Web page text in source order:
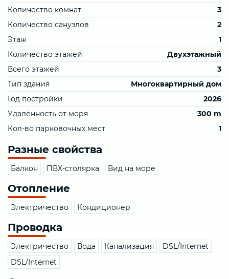
Количество комнат
3
Количество санузлов
2
Этаж
1
Количество этажей
Двухэтажный
Всего этажей
3
Тип здания
Многоквартирный дом
Год постройки
2026
Удалённость от моря
300 m
Кол-во парковочных мест
1
Разные свойства
Балкон ПВХ-столярка Вид на море
Отопление
Электричество Кондиционер
Проводка
Электричество Вода Канализация
DSL/Internet
DSL/Internet